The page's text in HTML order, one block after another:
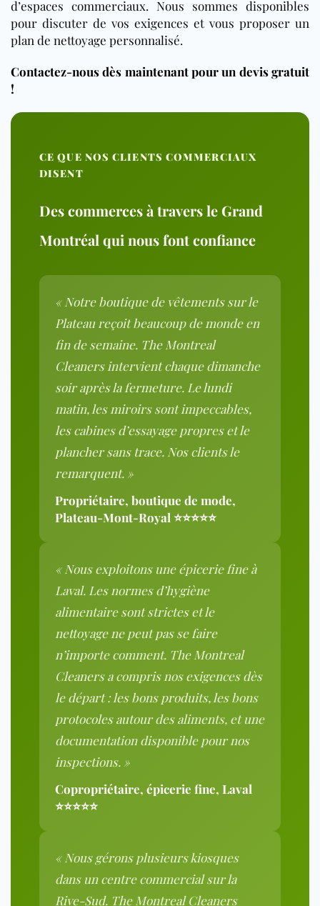
d’espaces commerciaux. Nous sommes disponibles
pour discuter de vos exigences et vous proposer un
plan de nettoyage personnalisé.
Contactez-nous dès maintenant pour un devis gratuit
!
CE QUE NOS CLIENTS COMMERCIAUX
DISENT
Des commerces à travers le Grand
Montréal qui nous font confiance
« Notre boutique de vêtements sur le
Plateau reçoit beaucoup de monde en
fin de semaine. The Montreal
Cleaners intervient chaque dimanche
soir après la fermeture. Le lundi
matin, les miroirs sont impeccables,
les cabines d’essayage propres et le
plancher sans trace. Nos clients le
remarquent. »
Propriétaire, boutique de mode,
Plateau-Mont-Royal ⭐⭐⭐⭐⭐
« Nous exploitons une épicerie fine à
Laval. Les normes d’hygiène
alimentaire sont strictes et le
nettoyage ne peut pas se faire
n’importe comment. The Montreal
Cleaners a compris nos exigences dès
le départ : les bons produits, les bons
protocoles autour des aliments, et une
documentation disponible pour nos
inspections. »
Copropriétaire, épicerie fine, Laval
⭐⭐⭐⭐⭐
« Nous gérons plusieurs kiosques
dans un centre commercial sur la
Rive-Sud. The Montreal Cleaners